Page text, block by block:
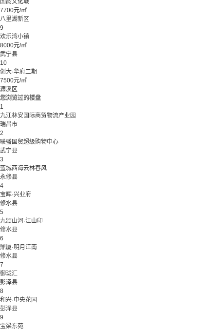
国韵文化城
7700元/㎡
八里湖新区
9
欢乐湾小镇
8000元/㎡
武宁县
10
创大·华府二期
7500元/㎡
濂溪区
您浏览过的楼盘
1
九江林安国际商贸物流产业园
瑞昌市
2
联盛国贸超级购物中心
武宁县
3
蓝城西海云林春风
永修县
4
宝晖·兴业府
修水县
5
九颂山河·江山印
修水县
6
鼎厦·明月江南
修水县
7
御珑汇
彭泽县
8
和兴·中央花园
彭泽县
9
宝梁东苑